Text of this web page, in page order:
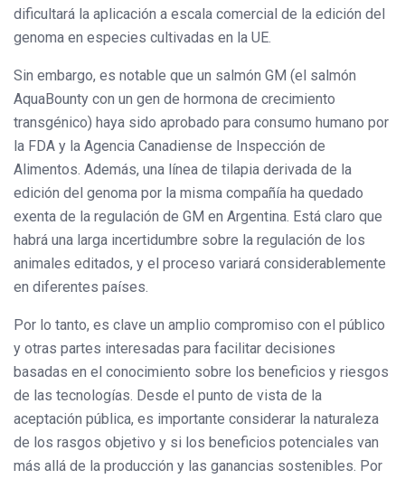
dificultará la aplicación a escala comercial de la edición del
genoma en especies cultivadas en la UE.
Sin embargo, es notable que un salmón GM (el salmón
AquaBounty con un gen de hormona de crecimiento
transgénico) haya sido aprobado para consumo humano por
la FDA y la Agencia Canadiense de Inspección de
Alimentos. Además, una línea de tilapia derivada de la
edición del genoma por la misma compañía ha quedado
exenta de la regulación de GM en Argentina. Está claro que
habrá una larga incertidumbre sobre la regulación de los
animales editados, y el proceso variará considerablemente
en diferentes países.
Por lo tanto, es clave un amplio compromiso con el público
y otras partes interesadas para facilitar decisiones
basadas en el conocimiento sobre los beneficios y riesgos
de las tecnologías. Desde el punto de vista de la
aceptación pública, es importante considerar la naturaleza
de los rasgos objetivo y si los beneficios potenciales van
más allá de la producción y las ganancias sostenibles. Por